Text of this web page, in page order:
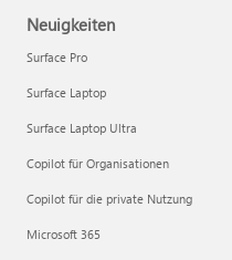
Neuigkeiten
Surface Pro
Surface Laptop
Surface Laptop Ultra
Copilot für Organisationen
Copilot für die private Nutzung
Microsoft 365